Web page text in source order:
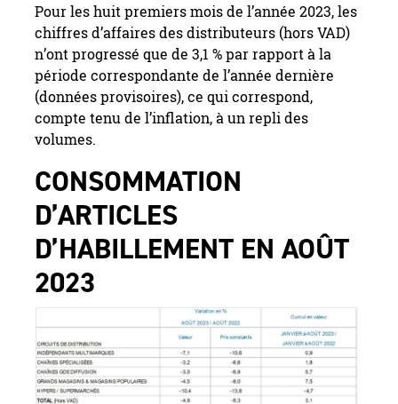
Pour les huit premiers mois de l’année 2023, les
chiffres d’affaires des distributeurs (hors VAD)
n’ont progressé que de 3,1 % par rapport à la
période correspondante de l’année dernière
(données provisoires), ce qui correspond,
compte tenu de l’inflation, à un repli des
volumes.
CONSOMMATION
D’ARTICLES
D’HABILLEMENT EN AOÛT
2023